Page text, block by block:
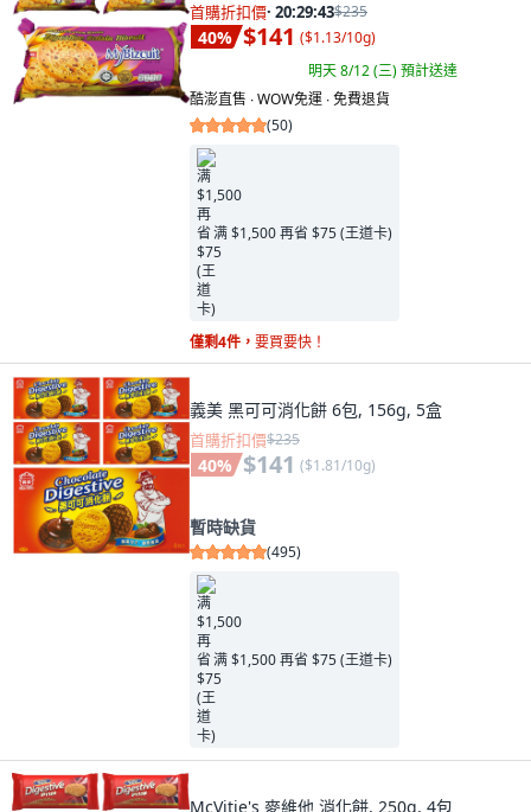
首購折扣價· 20:29:41$235
40% $141 ($1.13/10g)
明天 8/12 (三)預計送達
酷澎直售 ∙ WOW免運 ∙ 免費退貨
(50)
满 $1,500 再省 $75 (王道卡)
僅剩4件， 要買要快！
義美 黑可可消化餅 6包, 156g, 5盒
首購折扣價$235
40% $141 ($1.81/10g)
暫時缺貨
(495)
满 $1,500 再省 $75 (王道卡)
McVitie's 麥維他 消化餅, 250g, 4包